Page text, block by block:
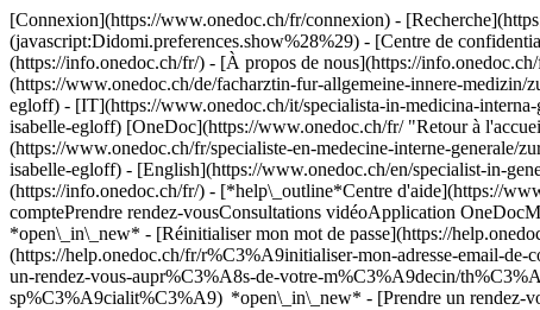
[Connexion](https://www.onedoc.ch/fr/connexion) -
(javascript:Didomi.preferences.show%28%29) - [Centre de
(https://info.onedoc.ch/fr/) - [À propos de nous](https://
(https://www.onedoc.ch/de/facharztin-fur-allgemeine-innere-
egloff) - [IT](https://www.onedoc.ch/it/specialista-in-medicina-
isabelle-egloff) [OneDoc](https://www.onedoc.ch/fr/ "Retour à
(https://www.onedoc.ch/fr/specialiste-en-medecine-interne-
isabelle-egloff) - [English](https://www.onedoc.ch/en/specialist-in-
(https://info.onedoc.ch/fr/) - [*help\_outline*Centre d'aide](https://
comptePrendre rendez-vousConsultations vidéoApplication
*open\_in\_new* - [Réinitialiser mon mot de passe](https://
(https://help.onedoc.ch/fr/r%C3%A9initialiser-mon-adresse-email-
un-rendez-vous-aupr%C3%A8s-de-votre-m%C3%A9decin/
sp%C3%A9cialit%C3%A9) *open\_in\_new* - [Prendre un rendez-